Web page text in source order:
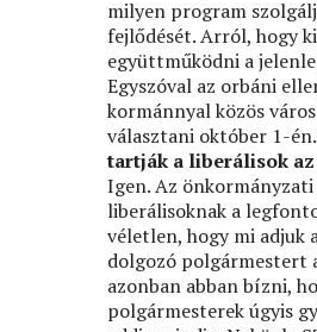
milyen program
fejlődését. Arról, hogy
együttműködni a
Egyszóval az orbáni
kormánnyal közös
választani október 1-én.
tartják a liberálisok
Igen. Az
liberálisoknak a
véletlen, hogy mi adjuk
dolgozó polgármestert
azonban abban bízni,
polgármesterek úgyis